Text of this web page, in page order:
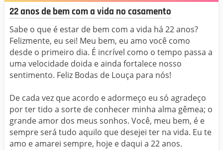
22 anos de bem com a vida no casamento
Sabe o que é estar de bem com a vida há 22 anos?
Felizmente, eu sei! Meu bem, eu amo você como
desde o primeiro dia. É incrível como o tempo passa a
uma velocidade doida e ainda fortalece nosso
sentimento. Feliz Bodas de Louça para nós!
De cada vez que acordo e adormeço eu só agradeço
por ter tido a sorte de conhecer minha alma gêmea; o
grande amor dos meus sonhos. Você, meu bem, é e
sempre será tudo aquilo que desejei ter na vida. Eu te
amo e amarei sempre, hoje e daqui a 22 anos.